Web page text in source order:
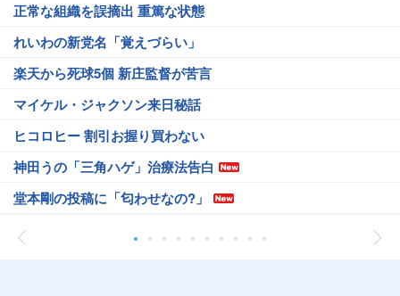
正常な組織を誤摘出 重篤な状態
れいわの新党名「覚えづらい」
楽天から死球5個 新庄監督が苦言
マイケル・ジャクソン来日秘話
ヒコロヒー 割引お握り買わない
神田うの「三角ハゲ」治療法告白
堂本剛の投稿に「匂わせなの?」